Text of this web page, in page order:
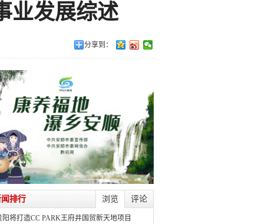
业发展综述
分享到：
浏览 评论
排行
阳将打造CC PARK王府井国贸新天地项目